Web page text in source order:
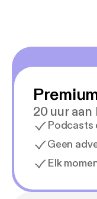
20 uur
Podcasts
Geen
Elk